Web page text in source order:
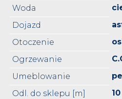
Woda
Dojazd
Otoczenie
Ogrzewanie
Umeblowanie
Odl. do sklepu [m]